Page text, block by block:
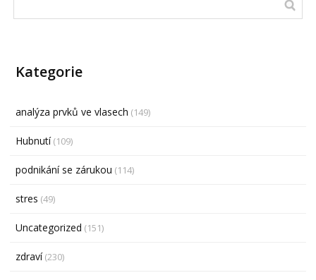
Kategorie
analýza prvků ve vlasech (149)
Hubnutí(109)
podnikání se zárukou (114)
stres (49)
Uncategorized (151)
zdraví(230)